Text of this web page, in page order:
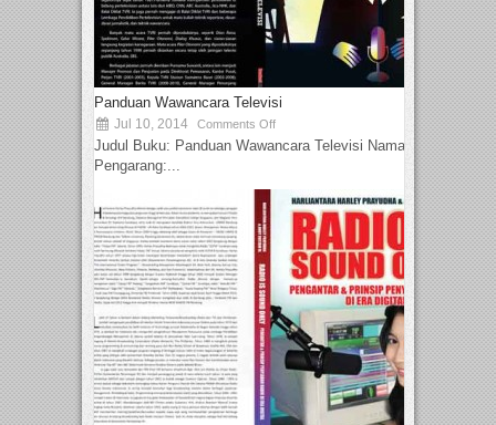
Panduan Wawancara Televisi
Jul 10, 2014 Comments Off
Judul Buku: Panduan Wawancara Televisi Nama
Pengarang:...